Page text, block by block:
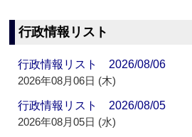
行政情報リスト
行政情報リスト 2026/08/06
2026年08月06日 (木)
行政情報リスト 2026/08/05
2026年08月05日 (水)